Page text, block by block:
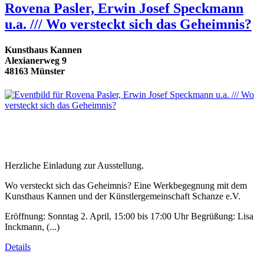
Rovena Pasler, Erwin Josef Speckmann
u.a. /// Wo versteckt sich das Geheimnis?
Kunsthaus Kannen
Alexianerweg 9
48163 Münster
Herzliche Einladung zur Ausstellung.
Wo versteckt sich das Geheimnis? Eine Werkbegegnung mit dem
Kunsthaus Kannen und der Künstlergemeinschaft Schanze e.V.
Eröffnung: Sonntag 2. April, 15:00 bis 17:00 Uhr Begrüßung: Lisa
Inckmann, (...)
Details